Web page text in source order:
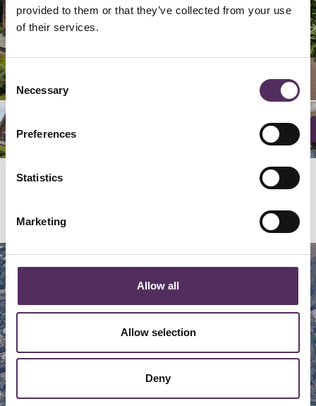
provided to them or that they’ve collected from your use
of their services.
Consent
Selection
Necessary
Preferences
Statistics
Marketing
Allow all
Allow selection
Deny
01/68
02/68
03/68
04/68
05/68
06/68
07/68
08/68
09/68
10/68
11/68
12/68
13/68
14/68
15/68
16/68
17/68
18/68
19/68
20/68
21/68
22/68
23/68
24/68
25/68
26/68
27/68
28/68
29/68
30/68
31/68
32/68
33/68
34/68
35/68
36/68
37/68
38/68
39/68
40/68
41/68
42/68
43/68
44/68
45/68
46/68
47/68
48/68
49/68
50/68
51/68
52/68
53/68
54/68
55/68
56/68
57/68
58/68
59/68
60/68
61/68
62/68
63/68
64/68
65/68
66/68
67/68
68/68
Map Satellite